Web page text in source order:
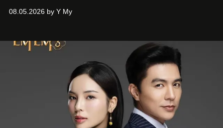
phẩm múa đương đại thành hiện thực, mang tên Lắng
08.05.2026 by Y My